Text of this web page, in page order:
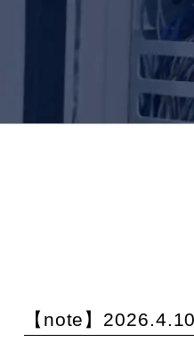
【note】